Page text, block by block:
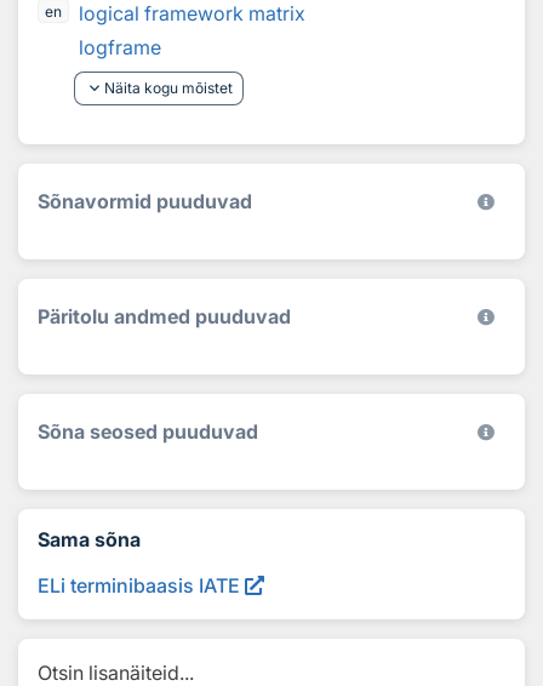
en
logical framework matrix
logframe
keyboard_arrow_down Näita kogu mõistet
Sõnavormid puuduvad
Päritolu andmed puuduvad
Sõna seosed puuduvad
Sama sõna
ELi terminibaasis IATE
Otsin lisanäiteid...